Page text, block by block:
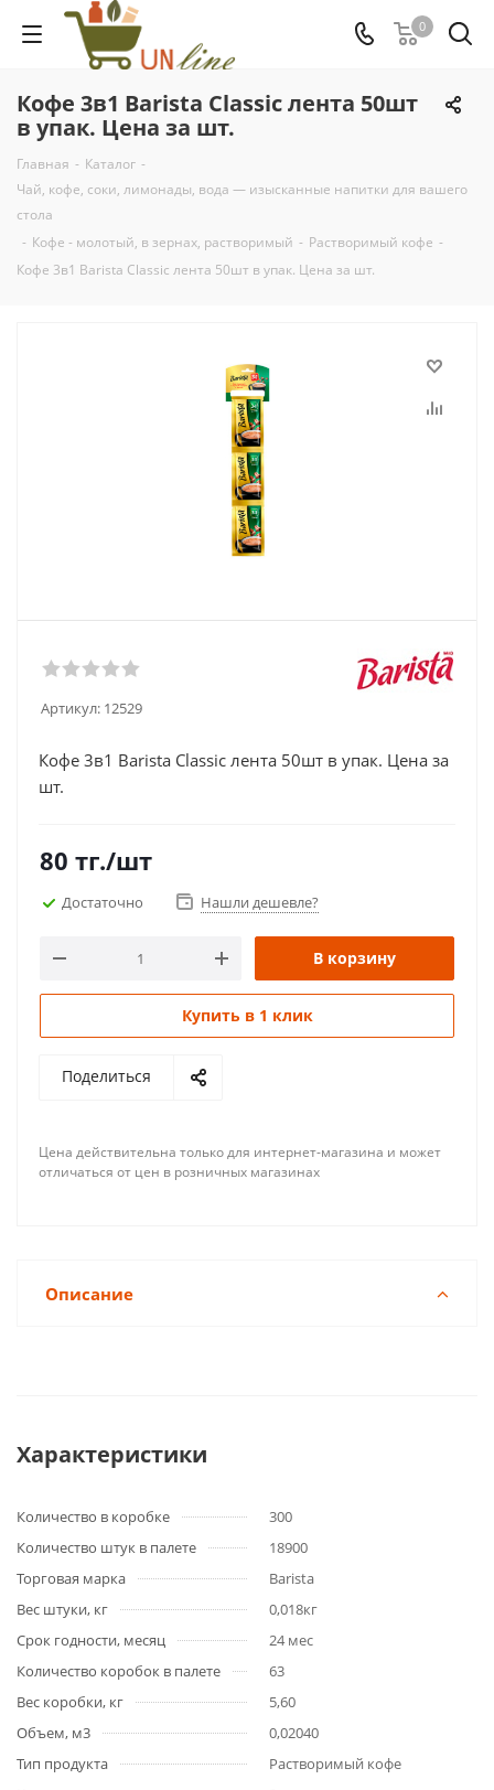
0
Кофе 3в1 Barista Classic лента 50шт
в упак. Цена за шт.
Главная - Каталог -
Чай, кофе, соки, лимонады, вода — изысканные напитки для вашего
стола
- Кофе - молотый, в зернах, растворимый - Растворимый кофе -
Кофе 3в1 Barista Classic лента 50шт в упак. Цена за шт.
Артикул: 12529
Кофе 3в1 Barista Classic лента 50шт в упак. Цена за
шт.
80 тг./шт
Достаточно Нашли дешевле?
В корзину
Купить в 1 клик
Поделиться
Цена действительна только для интернет-магазина и может
отличаться от цен в розничных магазинах
Описание
Характеристики
Количество в коробке
300
Количество штук в палете
18900
Торговая марка
Barista
Вес штуки, кг
0,018кг
Срок годности, месяц
24 мес
Количество коробок в палете
63
Вес коробки, кг
5,60
Объем, м3
0,02040
Тип продукта
Растворимый кофе